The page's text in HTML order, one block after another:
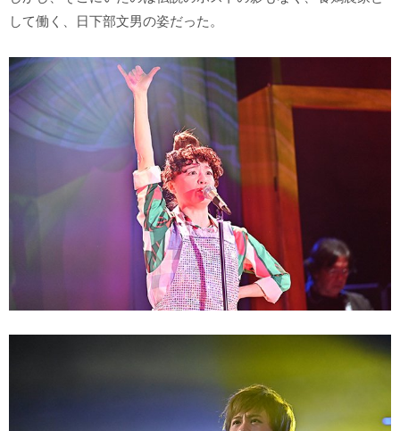
して働く、日下部文男の姿だった。